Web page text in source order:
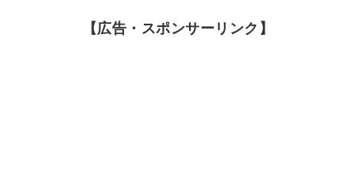
【広告・スポンサーリンク】